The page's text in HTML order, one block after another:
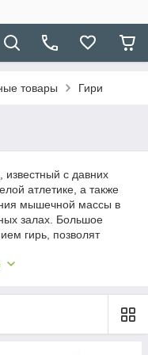
товары Гири
известный с давних
атлетике, а также
мышечной массы в
залах. Большое
гирь, позволят
самым увеличивая
зале
до 92 килограмм. Для